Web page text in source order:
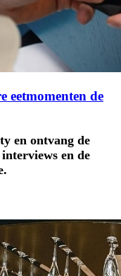
eetmomenten de
en ontvang de
en de